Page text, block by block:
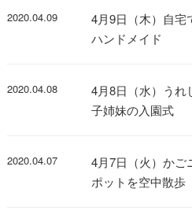
2020.04.09
4月9日（木）自宅
ハンドメイド
2020.04.08
4月8日（水）うれ
子姉妹の入園式
2020.04.07
4月7日（火）かご
ポットを空中散歩